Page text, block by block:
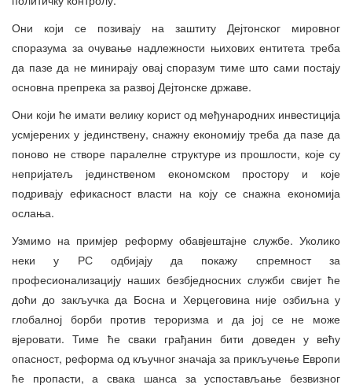
Они који се позивају на заштиту Дејтонског мировног
споразума за очување надлежности њихових ентитета треба
да пазе да не минирају овај споразум тиме што сами постају
основна препрека за развој Дејтонске државе.
Они који ће имати велику корист од међународних инвестиција
усмјерених у јединствену, снажну економију треба да пазе да
поново не створе паралелне структуре из прошлости, које су
непријатељ јединственом економском простору и које
подривају ефикасност власти на коју се снажна економија
ослања.
Узмимо на примјер реформу обавјештајне службе. Уколико
неки у РС одбијају да покажу спремност за
професионализацију наших безбједносних служби свијет ће
доћи до закључка да Босна и Херцеговина није озбиљна у
глобалној борби против тероризма и да јој се не може
вјеровати. Тиме ће сваки грађанин бити доведен у већу
опасност, реформа од кључног значаја за прикључење Европи
ће пропасти, а свака шанса за успостављање безвизног